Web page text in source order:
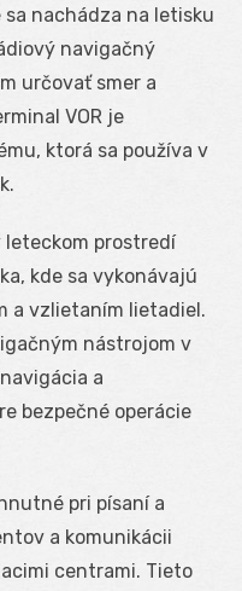
nachádza na letisku
navigačný
určovať smer a
VOR je
ktorá sa používa v
leteckom prostredí
kde sa vykonávajú
a vzlietaním lietadiel.
nástrojom v
a
bezpečné operácie
pri písaní a
a komunikácii
centrami. Tieto